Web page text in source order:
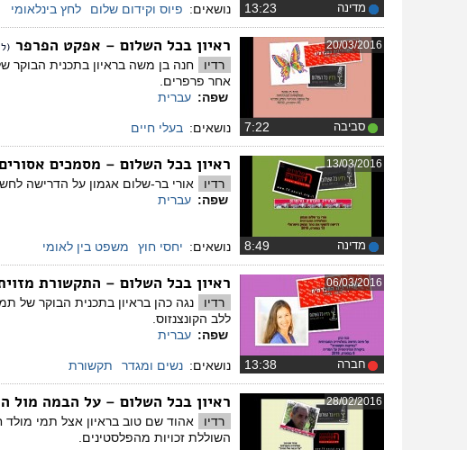
מדינה נושאים: פיוס וקידום שלום לחץ בינלאומי
20/03/2016
סביבה
ראיון בכל השלום – אפקט הפרפר
רדיו
חנה בן משה בראיון בתכנית
אחר פרפרים.
שפה: עברית
נושאים: בעלי חיים
13/03/2016
מדינה
ראיון בכל השלום – מסמכים
רדיו
אורי בר-שלום אגמון על הדרישה
שפה: עברית
נושאים: יחסי חוץ משפט בין לאומי
06/03/2016
חברה
ראיון בכל השלום – התקשורת
רדיו
נגה כהן בראיון בתכנית הבוקר של
ללב הקונצנזוס.
שפה: עברית
נושאים: נשים ומגדר תקשורת
28/02/2016 ראיון בכל השלום – על הבמה מול
רדיו
השוללת זכויות מהפלסטינים.